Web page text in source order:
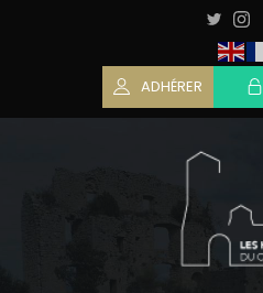
ADHÉRER